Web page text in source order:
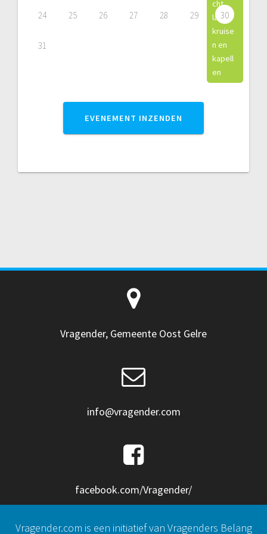
cht
langs
kruise
n en
kapell
en
24 25 26 27 28 29 30
31
EVENEMENT INZENDEN
Vragender, Gemeente Oost Gelre
info@vragender.com
facebook.com/Vragender/
Vragender.com is een initiatief van Vragenders Belang